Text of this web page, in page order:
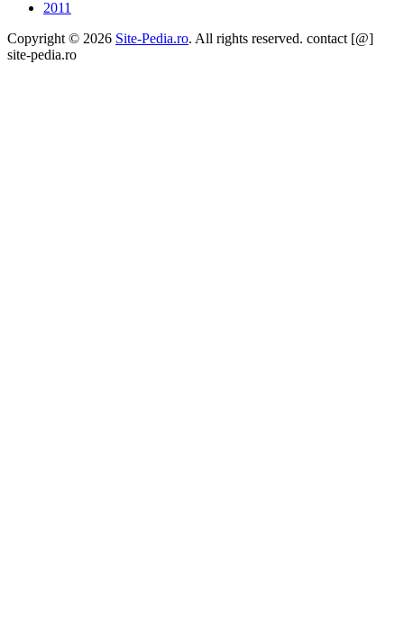
2011
Copyright © 2026 Site-Pedia.ro. All rights reserved. contact [@]
site-pedia.ro